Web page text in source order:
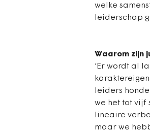
welke
leiderschap
Waarom zijn
‘Er wordt al
leiders
we het tot vijf
lineaire
maar we